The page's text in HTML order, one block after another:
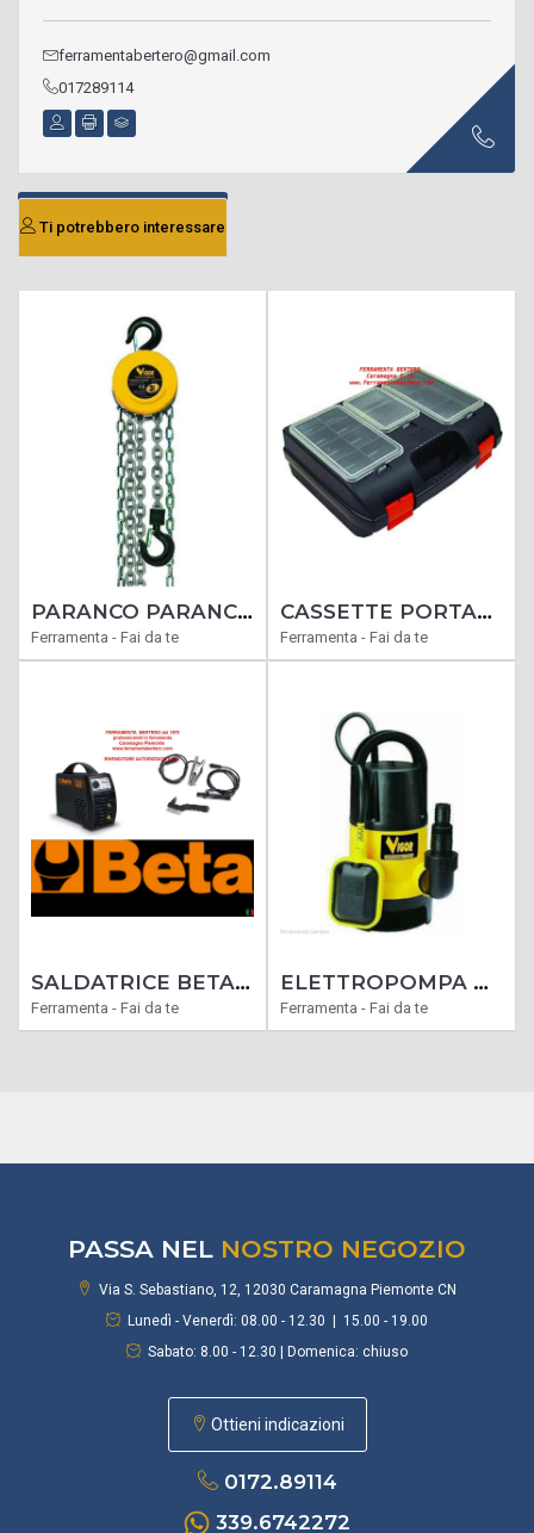
ferramentabertero@gmail.com
017289114
Ti potrebbero interessare
PARANCO PARANCHI MANUALE A CATENA ALZATA 2.5 MT PORTATA 2000 KG 2 TONS
Ferramenta - Fai da te
CASSETTE PORTAUTENSILI PP ART. 370-14 35X33X14 COD. 4050220
Ferramenta - Fai da te
SALDATRICE BETA 1860BH 160A INVERTER SALDATURE MMA CON ELETTRODI RUTILICI BASICI
Ferramenta - Fai da te
ELETTROPOMPA BEST AL 750 750WATT ACQUE SPORCHE
Ferramenta - Fai da te
PASSA NEL NOSTRO NEGOZIO
Via S. Sebastiano, 12, 12030 Caramagna Piemonte CN
Lunedì - Venerdì: 08.00 - 12.30 | 15.00 - 19.00
Sabato: 8.00 - 12.30 | Domenica: chiuso
Ottieni indicazioni
0172.89114
339.6742272